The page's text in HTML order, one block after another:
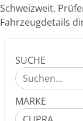
Schweizweit.
Fahrzeugdetails
SUCHE
MARKE